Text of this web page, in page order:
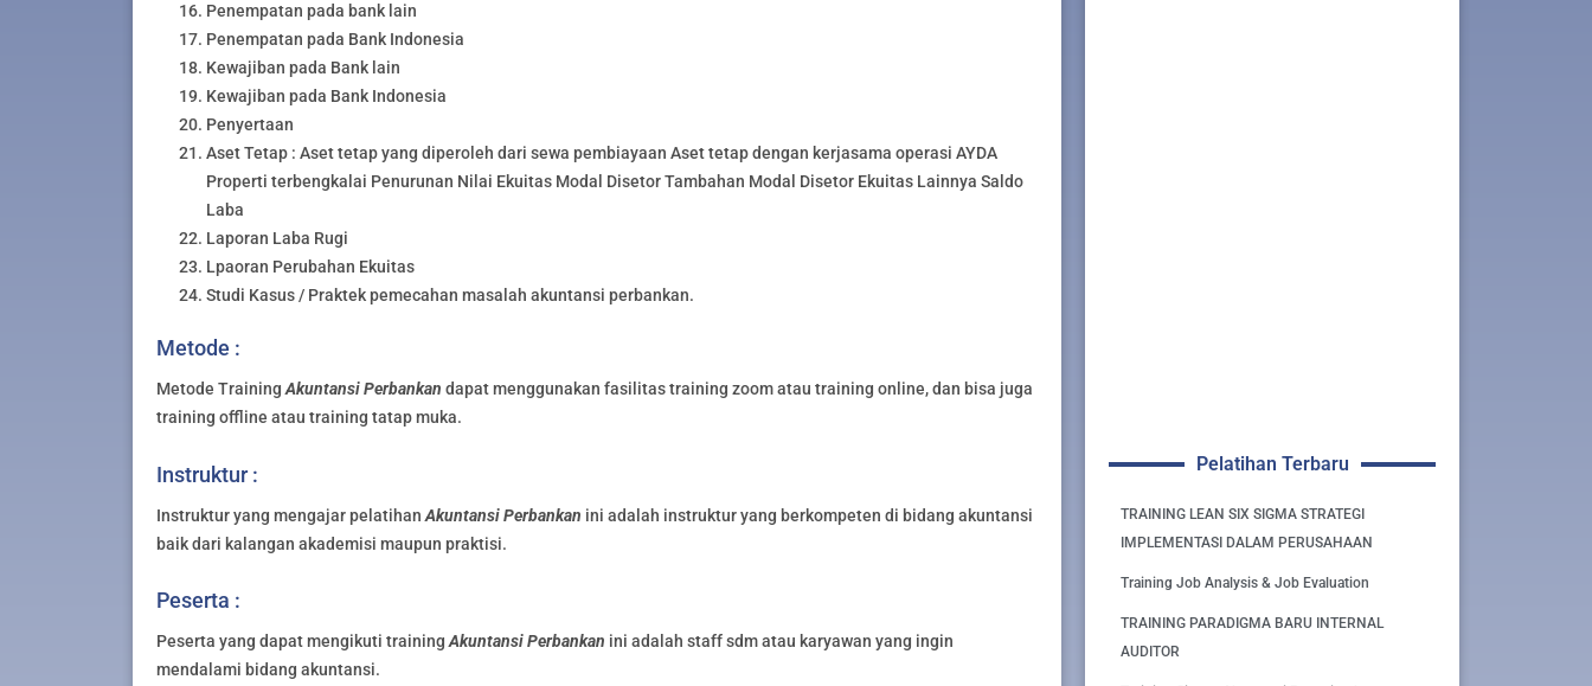
Penempatan pada bank lain
Penempatan pada Bank Indonesia
Kewajiban pada Bank lain
Kewajiban pada Bank Indonesia
Penyertaan
Aset Tetap : Aset tetap yang diperoleh dari sewa pembiayaan Aset tetap dengan kerjasama operasi AYDA
Properti terbengkalai Penurunan Nilai Ekuitas Modal Disetor Tambahan Modal Disetor Ekuitas Lainnya Saldo
Laba
Laporan Laba Rugi
Lpaoran Perubahan Ekuitas
Studi Kasus / Praktek pemecahan masalah akuntansi perbankan.
Metode :
Metode Training Akuntansi Perbankan dapat menggunakan fasilitas training zoom atau training online, dan bisa juga
training offline atau training tatap muka.
Instruktur :
Instruktur yang mengajar pelatihan Akuntansi Perbankan ini adalah instruktur yang berkompeten di bidang akuntansi
baik dari kalangan akademisi maupun praktisi.
Peserta :
Peserta yang dapat mengikuti training Akuntansi Perbankan ini adalah staff sdm atau karyawan yang ingin
mendalami bidang akuntansi.
Pelatihan Terbaru
TRAINING LEAN SIX SIGMA STRATEGI
IMPLEMENTASI DALAM PERUSAHAAN
Training Job Analysis & Job Evaluation
TRAINING PARADIGMA BARU INTERNAL
AUDITOR